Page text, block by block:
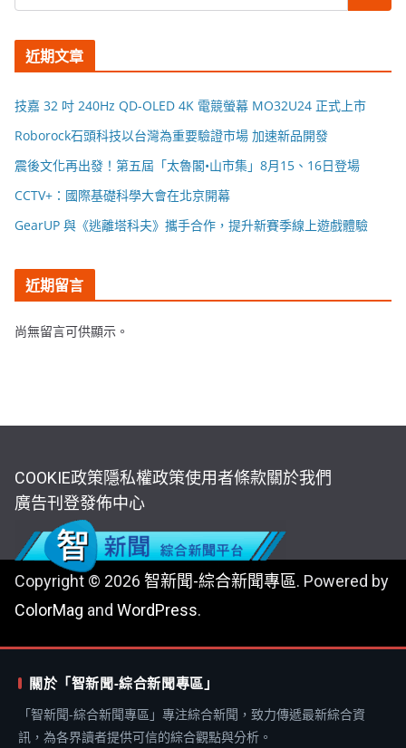
近期文章
技嘉 32 吋 240Hz QD-OLED 4K 電競螢幕 MO32U24 正式上市
Roborock石頭科技以台灣為重要驗證市場 加速新品開發
震後文化再出發！第五屆「太魯閣•山市集」8月15、16日登場
CCTV+：國際基礎科學大會在北京開幕
GearUP 與《逃離塔科夫》攜手合作，提升新賽季線上遊戲體驗
近期留言
尚無留言可供顯示。
COOKIE政策隱私權政策使用者條款關於我們
廣告刊登發佈中心
Copyright © 2026 智新聞-綜合新聞專區. Powered by
ColorMag and WordPress.
關於「智新聞-綜合新聞專區」
「智新聞-綜合新聞專區」專注綜合新聞，致力傳遞最新綜合資
訊，為各界讀者提供可信的綜合觀點與分析。